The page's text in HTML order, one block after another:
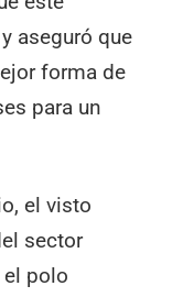
aseguró que
forma de
para un
el visto
sector
el polo